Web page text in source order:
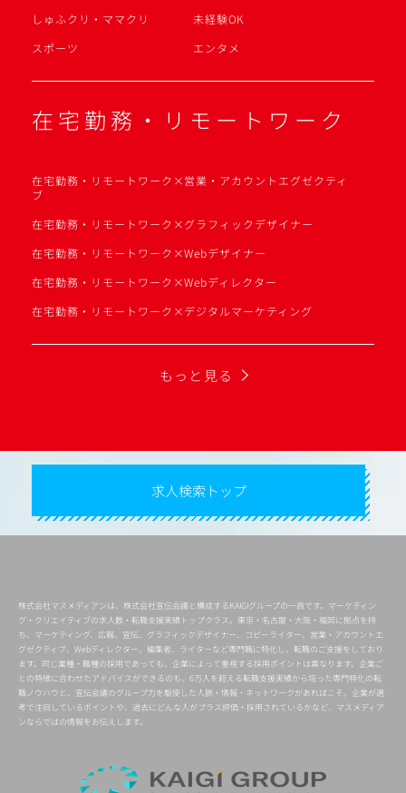
しゅふクリ・ママクリ
未経験OK
スポーツ
エンタメ
在宅勤務・リモートワーク
在宅勤務・リモートワーク×営業・アカウントエグゼクティ
ブ
在宅勤務・リモートワーク×グラフィックデザイナー
在宅勤務・リモートワーク×Webデザイナー
在宅勤務・リモートワーク×Webディレクター
在宅勤務・リモートワーク×デジタルマーケティング
もっと見る
求人検索トップ
株式会社マスメディアンは、株式会社宣伝会議と構成するKAIGIグループの一員です。マーケティン
グ・クリエイティブの求人数・転職支援実績トップクラス。東京・名古屋・大阪・福岡に拠点を持
ち、マーケティング、広報、宣伝、グラフィックデザイナー、コピーライター、営業・アカウントエ
グゼクティブ、Webディレクター、編集者、ライターなど専門職に特化し、転職のご支援をしており
ます。同じ業種・職種の採用であっても、企業によって重視する採用ポイントは異なります。企業ご
との特徴に合わせたアドバイスができるのも、6万人を超える転職支援実績から培った専門特化の転
職ノウハウと、宣伝会議のグループ力を駆使した人脈・情報・ネットワークがあればこそ。企業が選
考で注目しているポイントや、過去にどんな人がプラス評価・採用されているかなど、マスメディア
ンならではの情報をお伝えします。